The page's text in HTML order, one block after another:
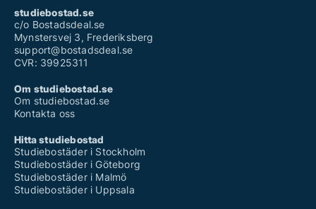
studiebostad.se
c/o Bostadsdeal.se
Mynstersvej 3, Frederiksberg
support@bostadsdeal.se
CVR: 39925311
Om studiebostad.se
Om studiebostad.se
Kontakta oss
Hitta studiebostad
Studiebostäder i Stockholm
Studiebostäder i Göteborg
Studiebostäder i Malmö
Studiebostäder i Uppsala